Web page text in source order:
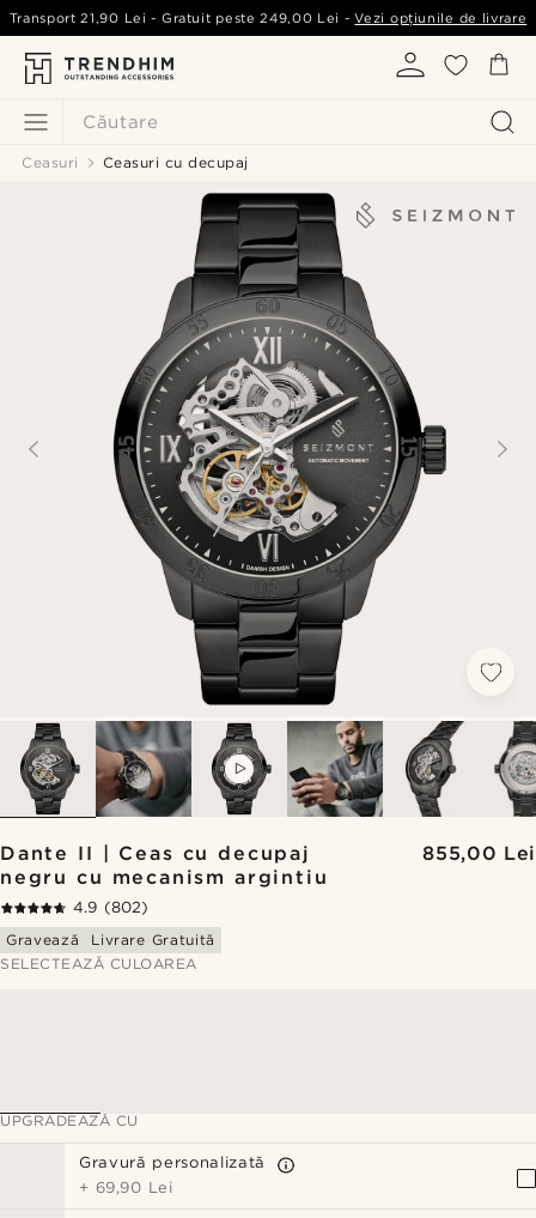
Căutare
Transport 21,90 Lei - Gratuit peste249,00 Lei -Vezi opțiunile de livrare
Ceasuri Ceasuri cu decupaj
Dante II | Ceas cu decupaj
negru cu mecanism argintiu
855,00 Lei
4.9 (802)
Gravează
Livrare Gratuită
SELECTEAZĂ CULOAREA
UPGRADEAZĂ CU
Gravură personalizată
+ 69,90 Lei